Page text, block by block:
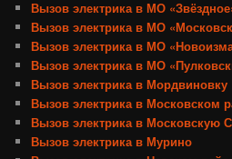
Вызов электрика в МО
Вызов электрика в МО
Вызов электрика в МО
Вызов электрика в МО
Вызов электрика в Мордвиновку
Вызов электрика в Московском
Вызов электрика в Московскую
Вызов электрика в Мурино